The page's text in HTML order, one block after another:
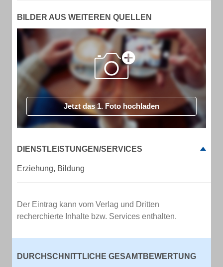
BILDER AUS WEITEREN QUELLEN
Jetzt das 1. Foto hochladen
DIENSTLEISTUNGEN/SERVICES
Erziehung, Bildung
Der Eintrag kann vom Verlag und Dritten
recherchierte Inhalte bzw. Services enthalten.
DURCHSCHNITTLICHE GESAMTBEWERTUNG